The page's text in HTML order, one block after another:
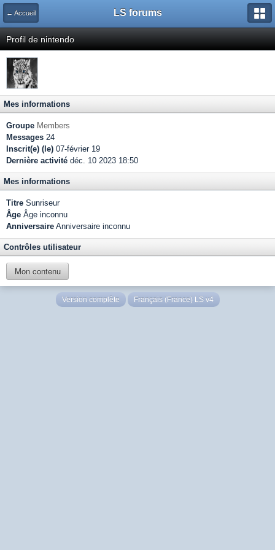
← Accueil LS forums
Profil de nintendo
Mes informations
Groupe Members
Messages 24
Inscrit(e) (le) 07-février 19
Dernière activité déc. 10 2023 18:50
Mes informations
Titre Sunriseur
Âge Âge inconnu
Anniversaire Anniversaire inconnu
Contrôles utilisateur
Mon contenu
Version complète Français (France) LS v4